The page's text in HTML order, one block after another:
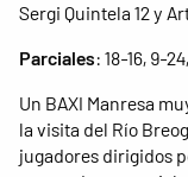
Sergi Quintela 12 y
Parciales: 18-16, 9-
Un BAXI Manresa
la visita del Río
jugadores dirigidos